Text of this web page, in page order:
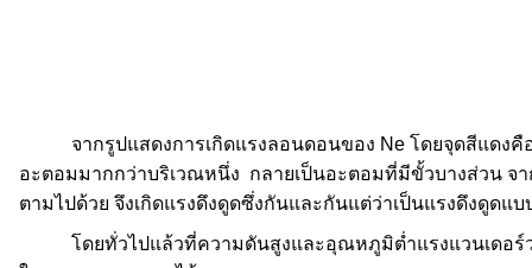
จากรูปแสดงการเกิดแรงลอนดอนของ Ne โดยจุดสีแดงคือ
อะตอมมากกว่าบริเวณหนึ่ง กลายเป็นอะตอมที่มีขั้วบางส่วน จ
ตามไปด้วย จึงเกิดแรงดึงดูดซึ่งกันและกันแต่ว่าเป็นแรงดึงดูดแ
โดยทั่วไปแล้วที่ความดันสูงและอุณหภูมิต่ำแรงแวนเดอร์ว